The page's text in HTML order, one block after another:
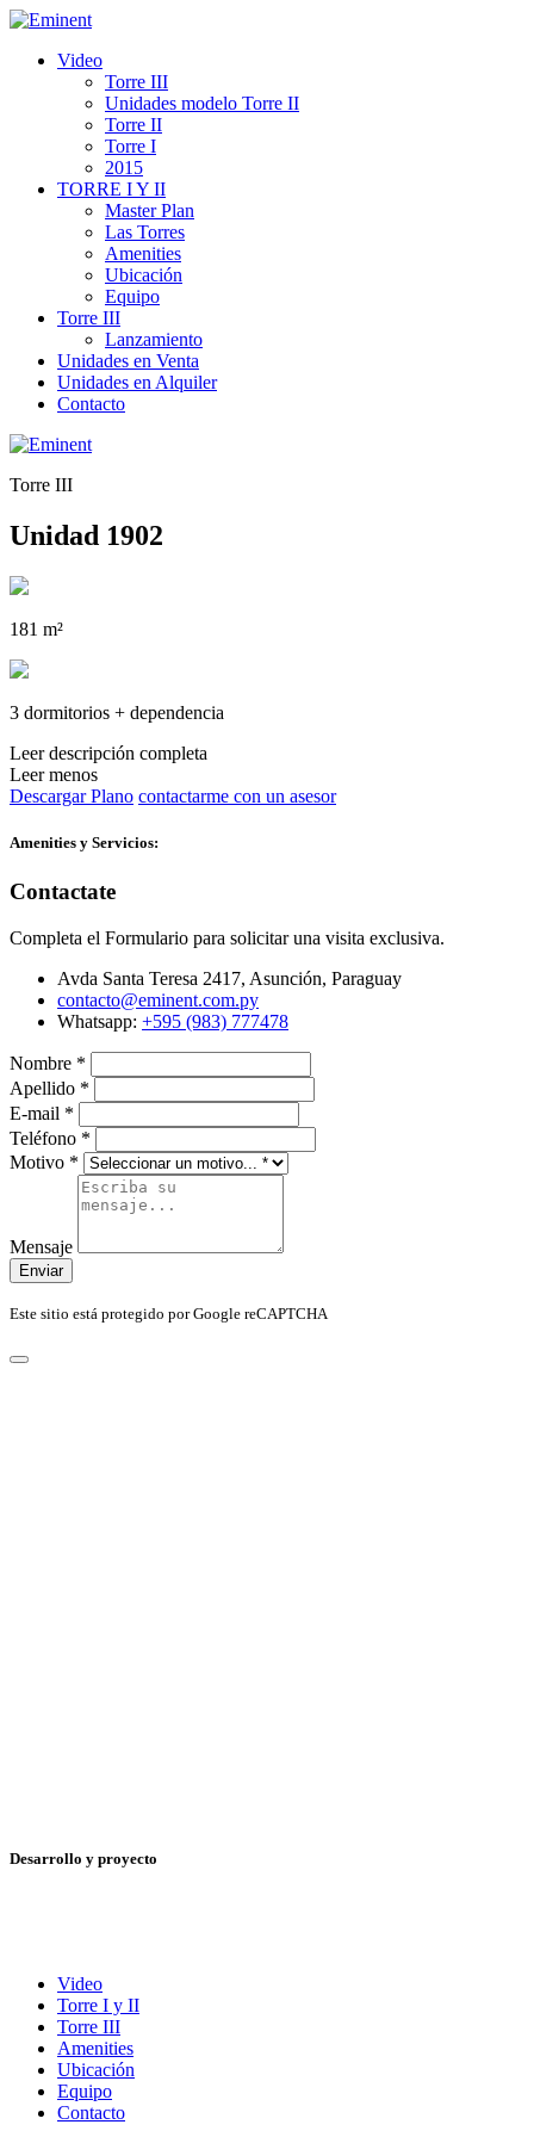
Video
Torre III
Unidades modelo Torre II
Torre II
Torre I
2015
TORRE I Y II
Master Plan
Las Torres
Amenities
Ubicación
Equipo
Torre III
Lanzamiento
Unidades en Venta
Unidades en Alquiler
Contacto
Torre III
Unidad 1902
181 m²
3 dormitorios + dependencia
Leer descripción completa
Leer menos
Descargar Plano contactarme con un asesor
Amenities y Servicios:
Contactate
Completa el Formulario para solicitar una visita exclusiva.
Avda Santa Teresa 2417, Asunción, Paraguay
contacto@eminent.com.py
Whatsapp: +595 (983) 777478
Nombre *
Apellido *
E-mail *
Teléfono *
Motivo *
Mensaje
Enviar
Este sitio está protegido por Google reCAPTCHA
Desarrollo y proyecto
Video
Torre I y II
Torre III
Amenities
Ubicación
Equipo
Contacto